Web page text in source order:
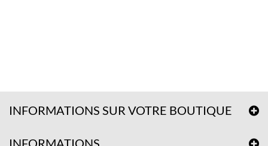
INFORMATIONS SUR VOTRE BOUTIQUE
INFORMATIONS